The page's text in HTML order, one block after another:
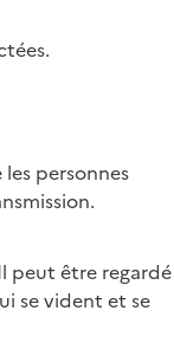
personnes
peut être regardé
se vident et se